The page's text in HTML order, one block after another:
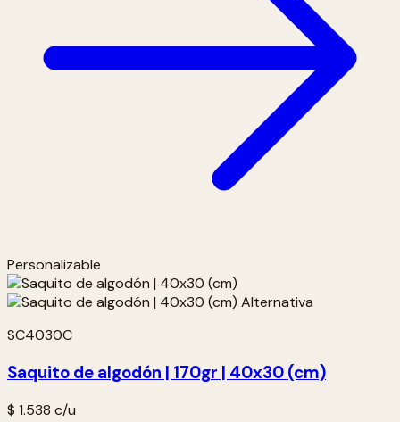
Personalizable
SC4030C
Saquito de algodón | 170gr | 40x30 (cm)
$ 1.538 c/u